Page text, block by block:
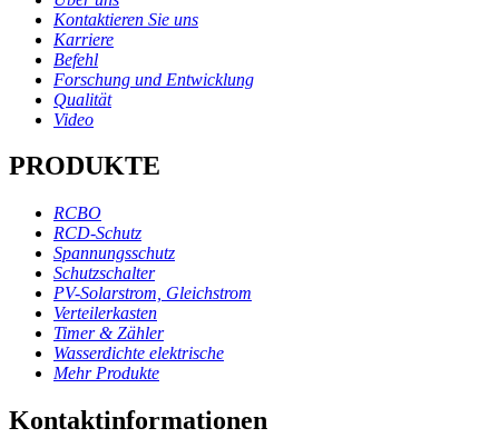
Kontaktieren Sie uns
Karriere
Befehl
Forschung und Entwicklung
Qualität
Video
PRODUKTE
RCBO
RCD-Schutz
Spannungsschutz
Schutzschalter
PV-Solarstrom, Gleichstrom
Verteilerkasten
Timer & Zähler
Wasserdichte elektrische
Mehr Produkte
Kontaktinformationen